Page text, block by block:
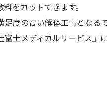
をカットできます。
度の高い解体工事となるで
士メディカルサービス』